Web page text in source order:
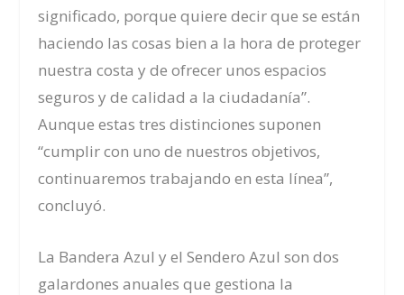
significado, porque quiere decir que se están
haciendo las cosas bien a la hora de proteger
nuestra costa y de ofrecer unos espacios
seguros y de calidad a la ciudadanía”.
Aunque estas tres distinciones suponen
“cumplir con uno de nuestros objetivos,
continuaremos trabajando en esta línea”,
concluyó.
La Bandera Azul y el Sendero Azul son dos
galardones anuales que gestiona la